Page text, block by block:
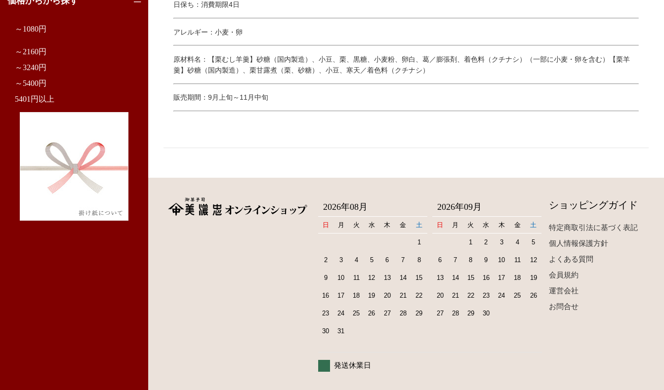
～1080円
～2160円
～3240円
～5400円
5401円以上
日保ち：消費期限4日
アレルギー：小麦・卵
原材料名：【栗むし羊羹】砂糖（国内製造）、小豆、栗、黒糖、小麦粉、卵白、葛／膨張剤、着色料（クチナシ）（一部に小麦・卵を含む）【栗羊
羹】砂糖（国内製造）、栗甘露煮（栗、砂糖）、小豆、寒天／着色料（クチナシ）
販売期間：9月上旬～11月中旬
2026年08月
日 月 火 水 木 金 土
1
2 3 4 5 6 7 8
9 10 11 12 13 14 15
16 17 18 19 20 21 22
23 24 25 26 27 28 29
30 31
2026年09月
日 月 火 水 木 金 土
1 2 3 4 5
6 7 8 9 10 11 12
13 14 15 16 17 18 19
20 21 22 23 24 25 26
27 28 29 30
発送休業日
ショッピングガイド
特定商取引法に基づく表記
個人情報保護方針
よくある質問
会員規約
運営会社
お問合せ